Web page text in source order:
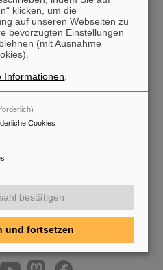
gekühlt, Mit
Physics – Der Besuch bei
Besuche des Hauptkontrollraums
7 8 9 10 11 12 .... »
klicken, um die
auf unseren Webseiten zu
bevorzugten Einstellungen
(mit Ausnahme
Informationen
Cookies
bestätigen
und fortsetzen